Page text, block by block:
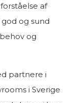
af
og sund
og
partnere i
i Sverige